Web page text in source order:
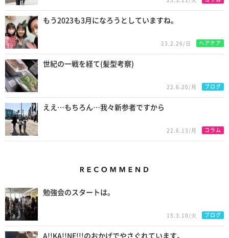
もう2023も3月になろうとしていますね。
23.2.26/日 ヘアケア
世紀の一戦を経て(髪型考察)
22.6.20/月 ブログ
ええ…もちろん…我々新参者ですから
22.6.13/月 コラム
勉強会のスタートは。
15.3.10/火 ブログ
A!!KA!!NE!!!のおかげでやさぐれています。